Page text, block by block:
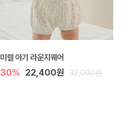
미렐 아기 라운지웨어
30% 22,400원 32,000원